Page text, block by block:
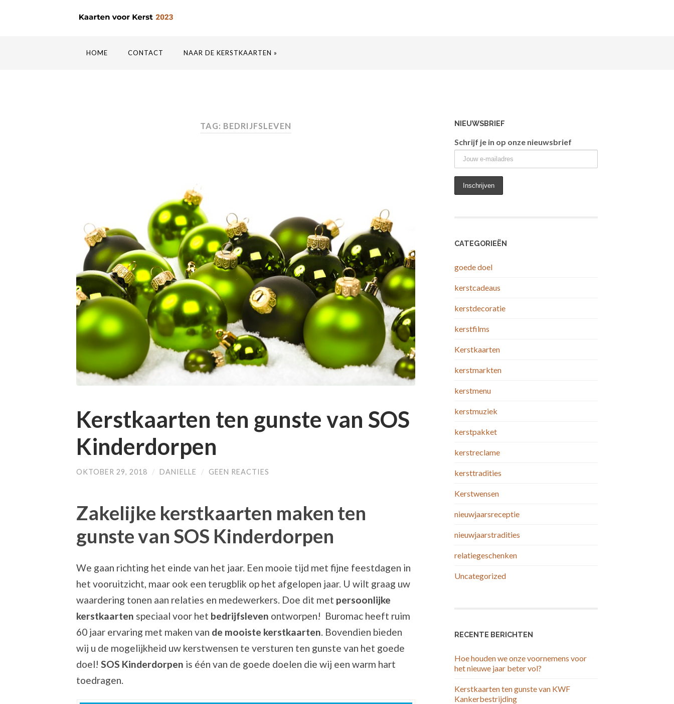
HOME CONTACT NAAR DE KERSTKAARTEN »
TAG: BEDRIJFSLEVEN
Kerstkaarten ten gunste van SOS
Kinderdorpen
OKTOBER 29, 2018 / DANIELLE / GEEN REACTIES
Zakelijke kerstkaarten maken ten
gunste van SOS Kinderdorpen
We gaan richting het einde van het jaar. Een mooie tijd met fijne feestdagen in
het vooruitzicht, maar ook een terugblik op het afgelopen jaar. U wilt graag uw
waardering tonen aan relaties en medewerkers. Doe dit met persoonlijke
kerstkaarten speciaal voor het bedrijfsleven ontworpen! Buromac heeft ruim
60 jaar ervaring met maken van de mooiste kerstkaarten. Bovendien bieden
wij u de mogelijkheid uw kerstwensen te versturen ten gunste van het goede
doel! SOS Kinderdorpen is één van de goede doelen die wij een warm hart
toedragen.
NIEUWSBRIEF
Schrijf je in op onze nieuwsbrief
CATEGORIEËN
goede doel
kerstcadeaus
kerstdecoratie
kerstfilms
Kerstkaarten
kerstmarkten
kerstmenu
kerstmuziek
kerstpakket
kerstreclame
kersttradities
Kerstwensen
nieuwjaarsreceptie
nieuwjaarstradities
relatiegeschenken
Uncategorized
RECENTE BERICHTEN
Hoe houden we onze voornemens voor
het nieuwe jaar beter vol?
Kerstkaarten ten gunste van KWF
Kankerbestrijding